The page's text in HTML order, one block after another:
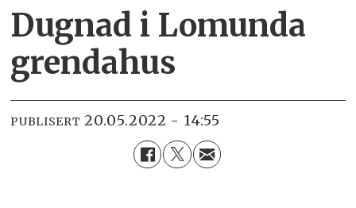
Dugnad i Lomunda
grendahus
PUBLISERT 20.05.2022 - 14:55